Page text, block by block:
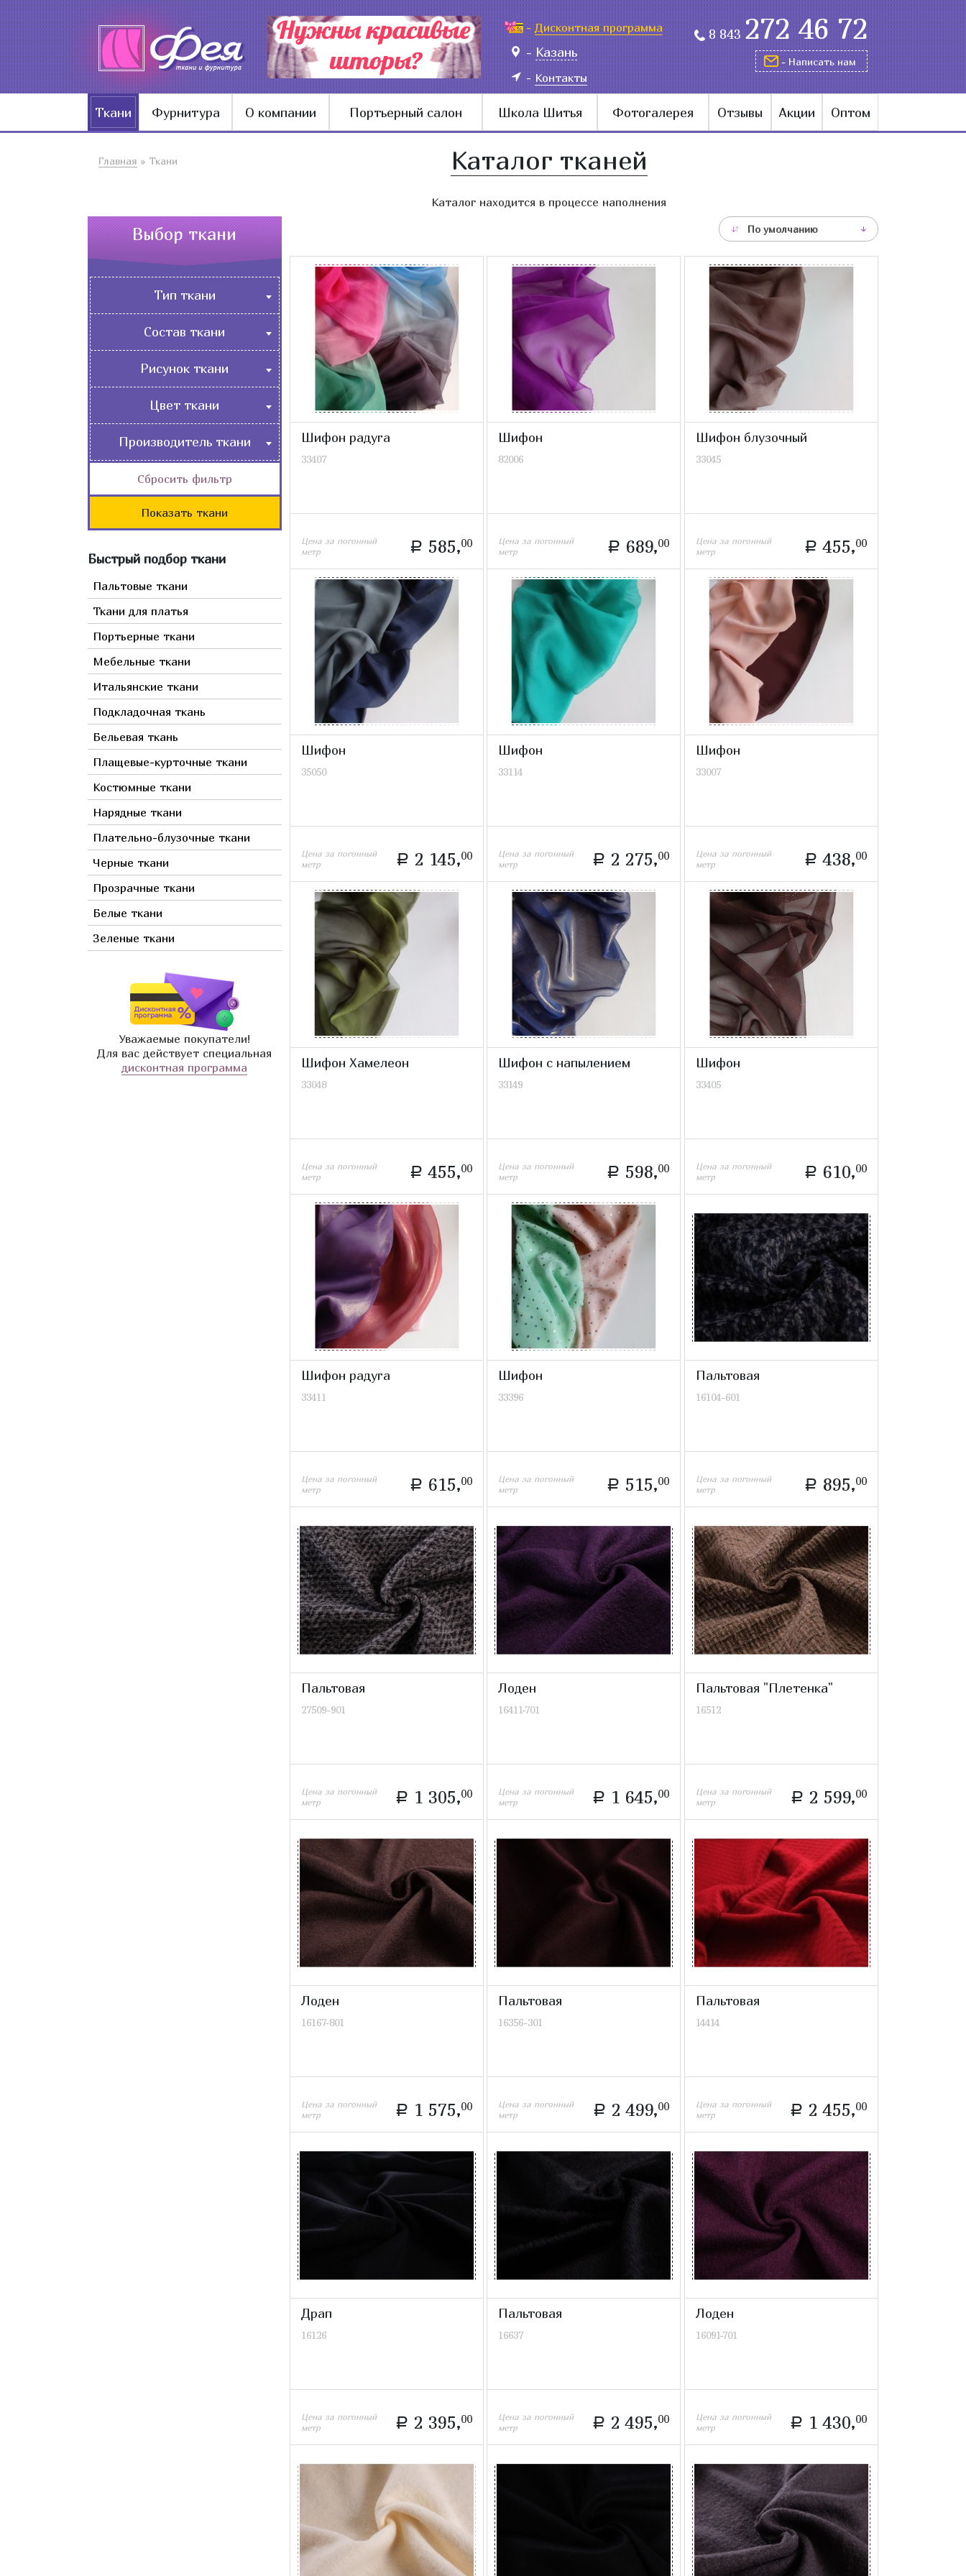
-Дисконтная программа
-Казань
-Контакты
8 843272 46 72
- Написать нам
Ткани Фурнитура О компании Портьерный салон Школа Шитья Фотогалерея Отзывы Акции Оптом
Главная » Ткани Каталог тканей
Каталог находится в процессе наполнения
Выбор ткани
Тип ткани
Нарядные
Пальтовые
Плательно-блузочные
Плащевые-курточные
Подкладочные
Портьерные
Мебельные
Джинса
Состав ткани
Искусственные
Смесовые
Рисунок ткани
Геометрические
Орнамент
Градиент
Детские
Растительный
Полосы, волны
Камуфляж
Животный
Клетка
Цвет ткани
Белый
Бирюзовый
Бордовый
Бронзовый
Горчичный
Желтый
Зеленый
Золотой
Коралловый
Коричневый
Красный
Мультиколор
Оранжевый
Прозрачный
Розовый
Серебрянный
Серый
Синий
Фиолетовый
Фуксия
Хаки
Черный
Сиреневый
Молочный
Производитель ткани
Россия
Италия
Германия
Франция
Турция
Испания
Китай
Индонезия
Пакистан
Корея
Сбросить фильтр
Показать ткани
Быстрый подбор ткани
Пальтовые ткани
Ткани для платья
Портьерные ткани
Мебельные ткани
Итальянские ткани
Подкладочная ткань
Бельевая ткань
Плащевые-курточные ткани
Костюмные ткани
Нарядные ткани
Плательно-блузочные ткани
Черные ткани
Прозрачные ткани
Белые ткани
Зеленые ткани
Уважаемые покупатели!
Для вас действует специальная
дисконтная программа
По умолчанию
Шифон радуга
33407
Цена за погонный
метр
a 585,00
Шифон
82006
Цена за погонный
метр
a 689,00
Шифон блузочный
33045
Цена за погонный
метр
a 455,00
Шифон
35050
Цена за погонный
метр
a 2 145,00
Шифон
33114
Цена за погонный
метр
a 2 275,00
Шифон
33007
Цена за погонный
метр
a 438,00
Шифон Хамелеон
33048
Цена за погонный
метр
a 455,00
Шифон с напылением
33149
Цена за погонный
метр
a 598,00
Шифон
33405
Цена за погонный
метр
a 610,00
Шифон радуга
33411
Цена за погонный
метр
a 615,00
Шифон
33396
Цена за погонный
метр
a 515,00
Пальтовая
16104-601
Цена за погонный
метр
a 895,00
Пальтовая
27509-901
Цена за погонный
метр
a 1 305,00
Лоден
16411-701
Цена за погонный
метр
a 1 645,00
Пальтовая "Плетенка"
16512
Цена за погонный
метр
a 2 599,00
Лоден
16167-801
Цена за погонный
метр
a 1 575,00
Пальтовая
16356-301
Цена за погонный
метр
a 2 499,00
Пальтовая
14414
Цена за погонный
метр
a 2 455,00
Драп
16126
Цена за погонный
метр
a 2 395,00
Пальтовая
16637
Цена за погонный
метр
a 2 495,00
Лоден
16091-701
Цена за погонный
метр
a 1 430,00